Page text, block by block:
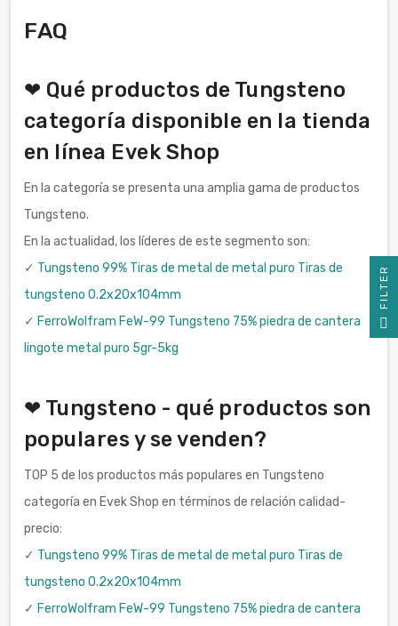
FAQ
❤ Qué productos de Tungsteno
categoría disponible en la tienda
en línea Evek Shop
En la categoría se presenta una amplia gama de productos
Tungsteno.
En la actualidad, los líderes de este segmento son:
✓ Tungsteno 99% Tiras de metal de metal puro Tiras de
tungsteno 0.2x20x104mm
✓ FerroWolfram FeW-99 Tungsteno 75% piedra de cantera
lingote metal puro 5gr-5kg
❤ Tungsteno - qué productos son
populares y se venden?
TOP 5 de los productos más populares en Tungsteno
categoría en Evek Shop en términos de relación calidad-
precio:
✓ Tungsteno 99% Tiras de metal de metal puro Tiras de
tungsteno 0.2x20x104mm
✓ FerroWolfram FeW-99 Tungsteno 75% piedra de cantera
R